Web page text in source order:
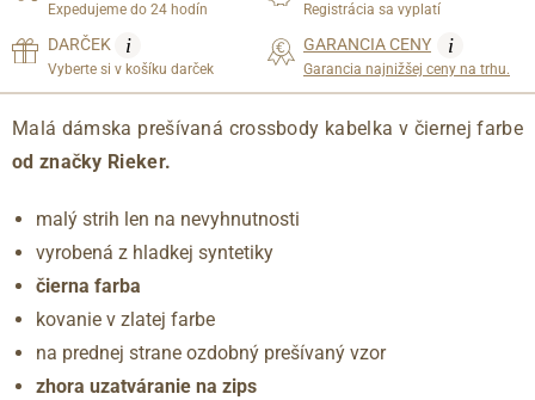
Expedujeme do 24 hodín Registrácia sa vyplatí
DARČEK i
Vyberte si v košíku darček
GARANCIA CENY i
Garancia najnižšej ceny na trhu.
Malá dámska prešívaná crossbody kabelka v čiernej farbe
od značky Rieker.
malý strih len na nevyhnutnosti
vyrobená z hladkej syntetiky
čierna farba
kovanie v zlatej farbe
na prednej strane ozdobný prešívaný vzor
zhora uzatváranie na zips